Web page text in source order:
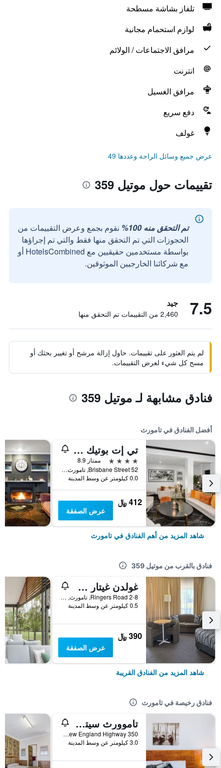
تلفاز بشاشة مسطحة
لوازم استحمام مجانية
مرافق الاجتماعات / الولائم
انترنت
مرافق الغسيل
دفع سريع
غولف
عرض جميع وسائل الراحة وعددها 49
تقييمات حول موتيل 359
تم التحقق منه 100%
نقوم بجمع وعرض التقييمات من
الحجوزات التي تم التحقق منها فقط والتي تم إجراؤها
بواسطة مستخدمين حقيقيين مع HotelsCombined أو
مع شركائنا الخارجيين الموثوقين.
7.5 جيد
2,460 من التقييمات تم التحقق منها
لم يتم العثور على تقييمات. حاول إزالة مرشح أو تغيير بحثك أو
مسح كل شيء لعرض التقييمات.
فنادق مشابهة لـ موتيل 359
أفضل الفنادق في تامورث
تي إت بوتيك هوتل، آن أسيند كوليكشن هوتل
4 نجوم
ممتاز 8.9
52 Brisbane Street, تامورث, NSW, أستراليا
0.0 كيلومتر عن وسط المدينة
412 ﷼
عرض الصفقة
شاهد المزيد من أهم الفنادق في تامورث
فنادق بالقرب من موتيل 359
غولدن غيتار موتور إن
2-8 Ringers Road, تامورث, NSW, أستراليا
0.5 كيلومتر عن وسط المدينة
390 ﷼
عرض الصفقة
شاهد المزيد من الفنادق القريبة
فنادق رخيصة في تامورث
تاموورث سيتي موتل
350 Goonoo Goonoo Road, New England Highway, تامورث, NSW, أستراليا
3.0 كيلومتر عن وسط المدينة